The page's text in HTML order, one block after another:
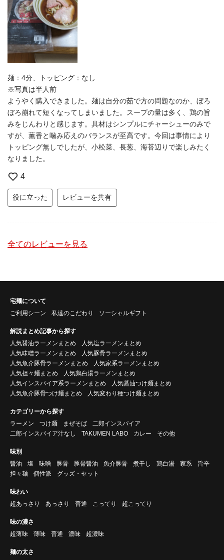
麺：4分、トッピング：なし
※写真は半人前
ようやく購入できました。麺は自分の茹で方の問題なのか、ぼろ
ぼろ崩れて短くなってしまいました。スープの量は多く、鶏の旨
みをじんわりと感じます。具材はシンプルにチャーシューのみで
すが、薫香と噛み応えのバランスが至高です。今回は事情により
トッピング無しでしたが、小松菜、長葱、海苔辺りで楽しみたく
なりました。
4
役に立った レビューを共有
全てのレビューを見る
宅麺について
ご利用シーン
私達のこだわり ソーシャルギフト
解説まとめ記事から探す
人気醤油ラーメンまとめ
人気塩ラーメンまとめ
人気味噌ラーメンまとめ
人気豚骨ラーメンまとめ
人気魚介豚骨ラーメンまとめ
人気家系ラーメンまとめ
人気担々麺まとめ
人気鶏白湯ラーメンまとめ
人気インスパイア系ラーメンまとめ
人気醤油つけ麺まとめ
人気魚介豚骨つけ麺まとめ
人気変わり種つけ麺まとめ
カテゴリーから探す
ラーメン
つけ麺 まぜそば
二郎インスパイア
二郎インスパイア汁なし
TAKUMEN LABO カレー その他
味別
醤油
塩 味噌 豚骨 豚骨醤油 魚介豚骨 煮干し 鶏白湯 家系
旨辛
担々麺
個性派 グッズ・セット
味わい
超あっさり
あっさり 普通 こってり 超こってり
味の濃さ
超薄味
薄味 普通 濃味 超濃味
麺の太さ